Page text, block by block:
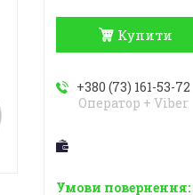
Купити
+380 (73) 161-53-72
Оператор + Viber